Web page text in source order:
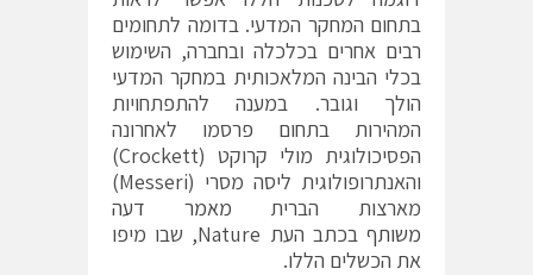
בתחום המחקר המדעי. בדומה לתחומים
רבים אחרים בכלכלה ובחברה, השימוש
בכלי הבינה המלאכותית במחקר המדעי
הולך וגובר. במענה להתפתחויות
המהירות בתחום פרסמו לאחרונה
הפסיכולוגית מולי קרוקט (Crockett)
והאנתרופולוגית ליסה מסרי (Messeri)
מארצות הברית מאמר דעה
משותף
בכתב העת Nature, שבו מיפו
את הכשלים הללו.